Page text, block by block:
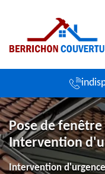
Pose de
Intervention
Intervention